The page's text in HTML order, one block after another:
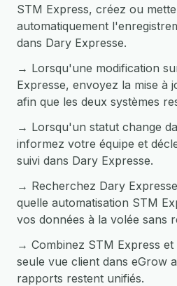
STM Express, créez ou
automatiquement
dans Dary Expresse.
→ Lorsqu'une modification
Expresse, envoyez la mise à
afin que les deux systèmes
→ Lorsqu'un statut change
informez votre équipe et
suivi dans Dary Expresse.
→ Recherchez Dary
quelle automatisation STM
vos données à la volée sans
→ Combinez STM Express
seule vue client dans eGrow
rapports restent unifiés.